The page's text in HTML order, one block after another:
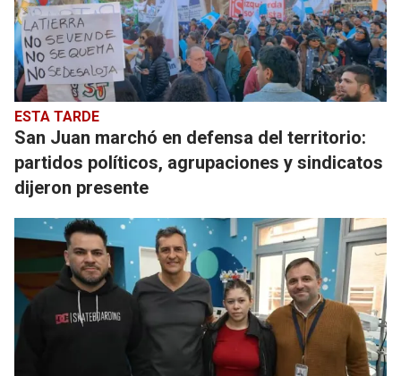
ESTA TARDE
San Juan marchó en defensa del territorio:
partidos políticos, agrupaciones y sindicatos
dijeron presente